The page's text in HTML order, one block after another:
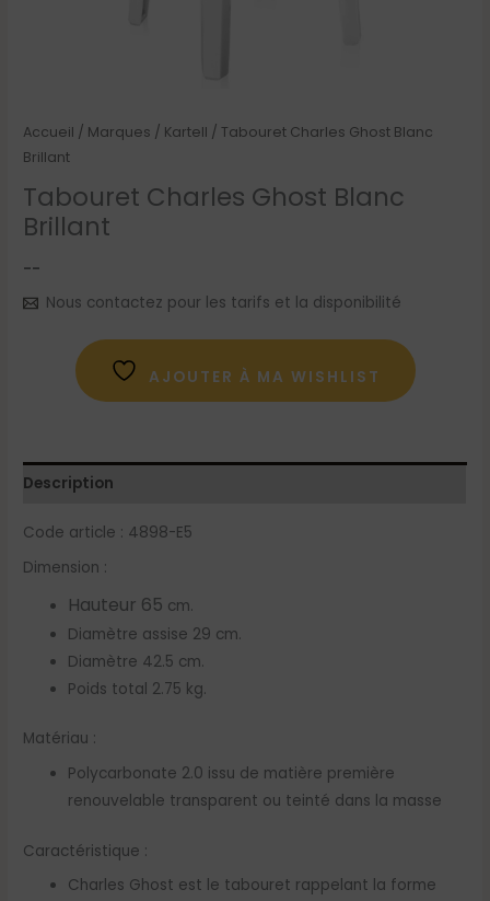
Accueil / Marques / Kartell / Tabouret Charles Ghost Blanc
Brillant
Tabouret Charles Ghost Blanc
Brillant
--
Nous contactez pour les tarifs et la disponibilité
AJOUTER À MA WISHLIST
Description
Code article : 4898-E5
Dimension :
Hauteur 65 cm.
Diamètre assise 29 cm.
Diamètre 42.5 cm.
Poids total 2.75 kg.
Matériau :
Polycarbonate 2.0 issu de matière première
renouvelable transparent ou teinté dans la masse
Caractéristique :
Charles Ghost est le tabouret rappelant la forme